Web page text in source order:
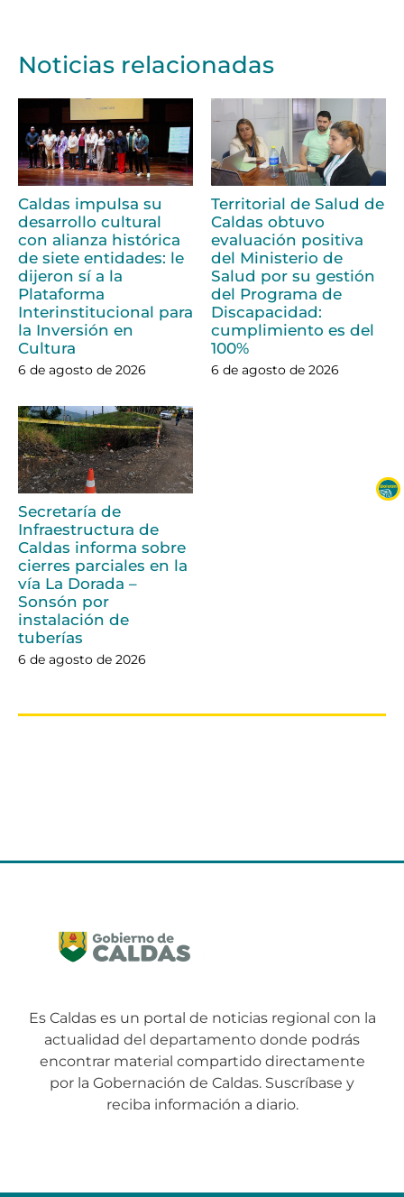
Noticias relacionadas
Caldas impulsa su
desarrollo cultural
con alianza histórica
de siete entidades: le
dijeron sí a la
Plataforma
Interinstitucional para
la Inversión en
Cultura
6 de agosto de 2026
Territorial de Salud de
Caldas obtuvo
evaluación positiva
del Ministerio de
Salud por su gestión
del Programa de
Discapacidad:
cumplimiento es del
100%
6 de agosto de 2026
Secretaría de
Infraestructura de
Caldas informa sobre
cierres parciales en la
vía La Dorada –
Sonsón por
instalación de
tuberías
6 de agosto de 2026
Es Caldas es un portal de noticias regional con la
actualidad del departamento donde podrás
encontrar material compartido directamente
por la Gobernación de Caldas. Suscríbase y
reciba información a diario.